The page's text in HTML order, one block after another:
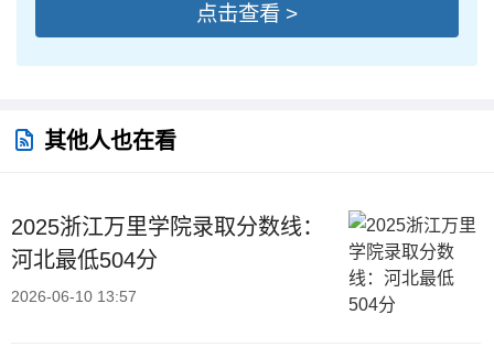
点击查看 >
其他人也在看
2025浙江万里学院录取分数线：
河北最低504分
2026-06-10 13:57